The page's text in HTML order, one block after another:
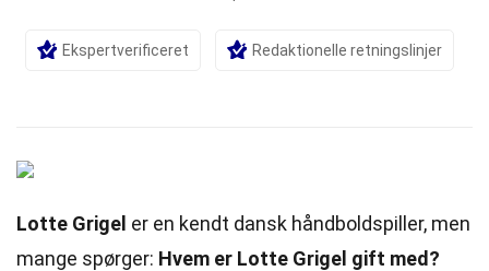
Ekspertverificeret Redaktionelle retningslinjer
Lotte Grigel er en kendt dansk håndboldspiller, men
mange spørger: Hvem er Lotte Grigel gift med?